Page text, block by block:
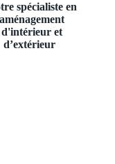
spécialiste en
aménagement
d'intérieur et
d’extérieur